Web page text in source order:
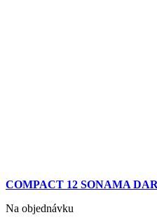
COMPACT 12 SONAMA
Na objednávku